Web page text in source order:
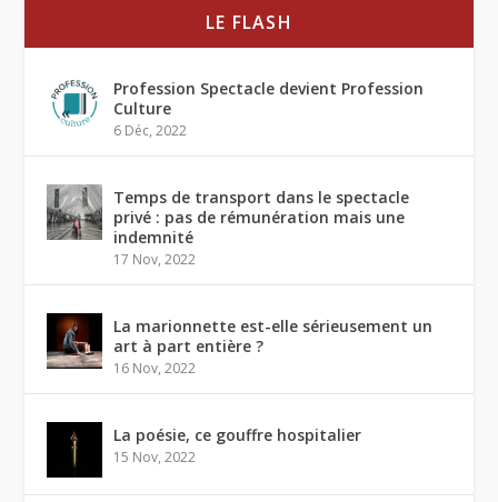
LE FLASH
Profession Spectacle devient Profession
Culture
6 Déc, 2022
Temps de transport dans le spectacle
privé : pas de rémunération mais une
indemnité
17 Nov, 2022
La marionnette est-elle sérieusement un
art à part entière ?
16 Nov, 2022
La poésie, ce gouffre hospitalier
15 Nov, 2022